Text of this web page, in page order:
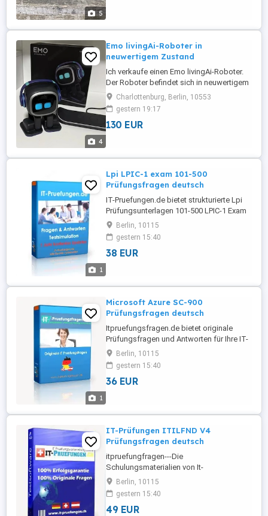
5
4
Emo livingAi-Roboter in
neuwertigem Zustand
Ich verkaufe einen Emo livingAi-Roboter.
Der Roboter befindet sich in neuwertigem
Zustand und wurde als Geschenk gekauft.
Er wurde einmal zu Testzwecken
verwendet. Die Originalverpackung ist im
Lieferumfang enthalten. Es sind keine
Charlottenburg, Berlin, 10553
gestern 19:17
130 EUR
1
Lpi LPIC-1 exam 101-500
Prüfungsfragen deutsch
IT-Pruefungen.de bietet strukturierte Lpi
Prüfungsunterlagen 101-500 LPIC-1 Exam
101) mit aktuellen Fragen und Antworten
zur effektiven Vorbereitung auf Lpi LPIC-1
Zertifizierungen. Die enthaltene
Simulationssoftware 101-500 vermittelt
Berlin, 10115
gestern 15:40
38 EUR
1
Microsoft Azure SC-900
Prüfungsfragen deutsch
Itpruefungsfragen.de bietet originale
Prüfungsfragen und Antworten für Ihre IT-
Zertifizierungsprüfungen SC-900 an.
Unsere Prüfungsunterlagen zu Microsoft
Microsoft Azure SC-900 (deutsche
Version und englische Version) Microsoft
Experten ...
Berlin, 10115
gestern 15:40
36 EUR
IT-Prüfungen ITILFND V4
Prüfungsfragen deutsch
itpruefungfragen---Die
Schulungsmaterialien von It-
pruefungen.ch enthaltet aktuelle
Prüfungsfragen aus dem Zertifikations-
Programm von dem Prüfungszentrum.
Damit ermöglichen wir, die Prüfung leicht
Berlin, 10115
gestern 15:40
49 EUR